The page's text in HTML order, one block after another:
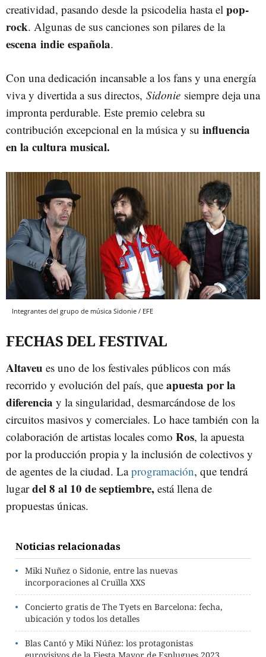
creatividad, pasando desde la psicodelia hasta el pop-
rock. Algunas de sus canciones son pilares de la
escena indie española.
Con una dedicación incansable a los fans y una energía
viva y divertida a sus directos, Sidonie siempre deja una
impronta perdurable. Este premio celebra su
contribución excepcional en la música y su influencia
en la cultura musical.
Integrantes del grupo de música Sidonie / EFE
FECHAS DEL FESTIVAL
Altaveu es uno de los festivales públicos con más
recorrido y evolución del país, que apuesta por la
diferencia y la singularidad, desmarcándose de los
circuitos masivos y comerciales. Lo hace también con la
colaboración de artistas locales como Ros, la apuesta
por la producción propia y la inclusión de colectivos y
de agentes de la ciudad. Laprogramación, que tendrá
lugardel 8 al 10 de septiembre, está llena de
propuestas únicas.
Noticias relacionadas
Miki Nuñez o Sidonie, entre las nuevas
incorporaciones al Cruïlla XXS
Concierto gratis de The Tyets en Barcelona: fecha,
ubicación y todos los detalles
Blas Cantó y Miki Núñez: los protagonistas